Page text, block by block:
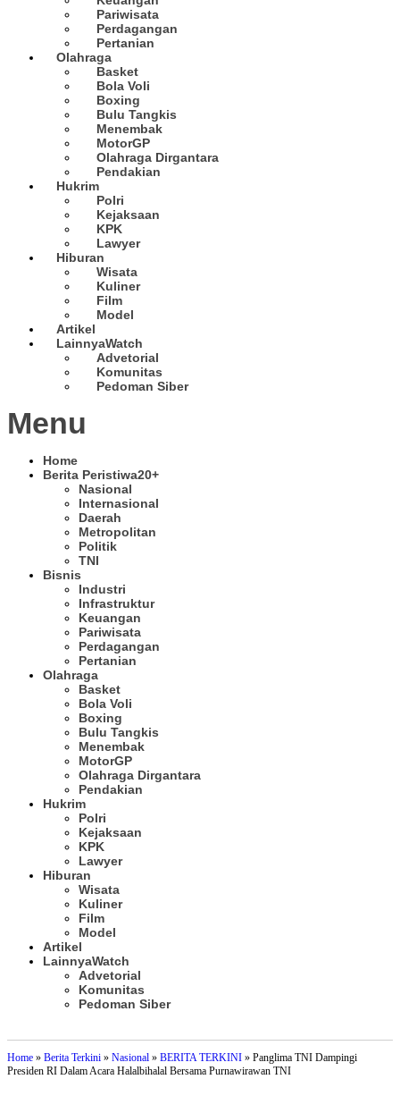
Pariwisata
Perdagangan
Pertanian
Olahraga
Basket
Bola Voli
Boxing
Bulu Tangkis
Menembak
MotorGP
Olahraga Dirgantara
Pendakian
Hukrim
Polri
Kejaksaan
KPK
Lawyer
Hiburan
Wisata
Kuliner
Film
Model
Artikel
LainnyaWatch
Advetorial
Komunitas
Pedoman Siber
Menu
Home
Berita Peristiwa20+
Nasional
Internasional
Daerah
Metropolitan
Politik
TNI
Bisnis
Industri
Infrastruktur
Keuangan
Pariwisata
Perdagangan
Pertanian
Olahraga
Basket
Bola Voli
Boxing
Bulu Tangkis
Menembak
MotorGP
Olahraga Dirgantara
Pendakian
Hukrim
Polri
Kejaksaan
KPK
Lawyer
Hiburan
Wisata
Kuliner
Film
Model
Artikel
LainnyaWatch
Advetorial
Komunitas
Pedoman Siber
Home » Berita Terkini » Nasional » BERITA TERKINI » Panglima TNI Dampingi
Presiden RI Dalam Acara Halalbihalal Bersama Purnawirawan TNI